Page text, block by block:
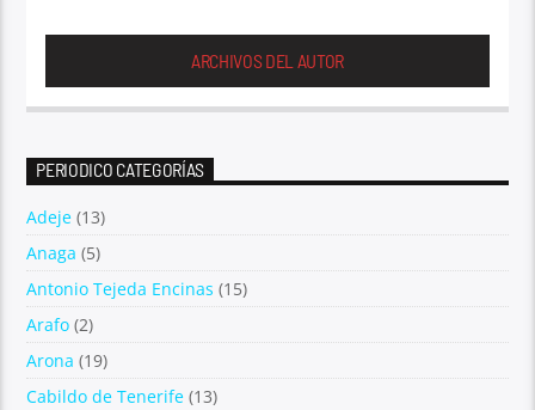
ARCHIVOS DEL AUTOR
PERIODICO CATEGORÍAS
Adeje (13)
Anaga (5)
Antonio Tejeda Encinas (15)
Arafo (2)
Arona (19)
Cabildo de Tenerife (13)